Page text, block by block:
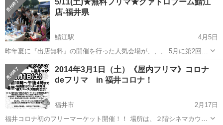
また！開催が決定致しました♪ 場所は、２階シネマカウンター前にあ
る、 レス...
5/11(土)★無料フリマ★クァトロブーム鯖江
店‐福井県
鯖江駅
4月5日
昨年夏に『出店無料』の開催を行った人気会場が、、、 5月に第2回目
の開催決定♪♪♪ 場所は【クァトロブーム鯖江店】さんの駐車場(*^_^*) 5
月はフリマにぴったりなシーズンです! 過ごしやすい季節な...
福井 鯖江市 鯖江駅 フリーマーケット 楽市楽座
2014年3月1日（土）《屋内フリマ》コロナ
deフリマ in 福井コロナ！
福井市
2月17日
福井コロナ初のフリーマーケット開催！！ 場所は、２階シネマカウン